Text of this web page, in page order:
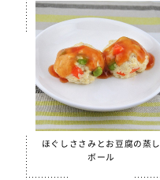
ほぐしささみとお豆腐の蒸し
ボール